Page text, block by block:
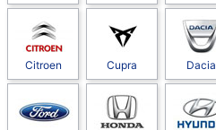
Citroen Cupra Dacia